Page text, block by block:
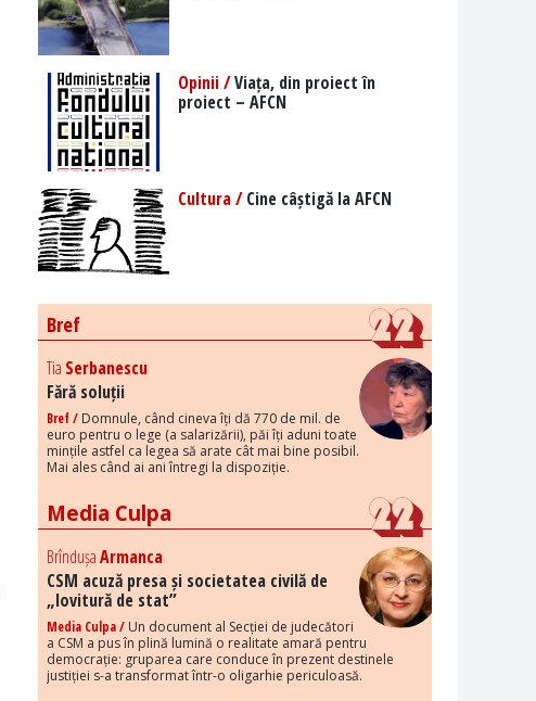
Opinii /Viața, din proiect în
proiect – AFCN
Cultura /Cine câștigă la AFCN
Bref
Tia Serbanescu
Fără soluții
Bref / Domnule, când cineva îți dă 770 de mil. de
euro pentru o lege (a salarizării), păi îți aduni toate
mințile astfel ca legea să arate cât mai bine posibil.
Mai ales când ai ani întregi la dispoziție.
Media Culpa
BrîndușaArmanca
CSM acuză presa și societatea civilă de
„lovitură de stat”
Media Culpa / Un document al Secției de judecători
a CSM a pus în plină lumină o realitate amară pentru
democrație: gruparea care conduce în prezent destinele
justiției s-a transformat într-o oligarhie periculoasă.